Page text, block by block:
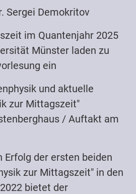
Sergei Demokritov
im Quantenjahr 2025
Münster laden zu
ein
und aktuelle
zur Mittagszeit"
/ Auftakt am
Erfolg der ersten beiden
zur Mittagszeit" in den
bietet der